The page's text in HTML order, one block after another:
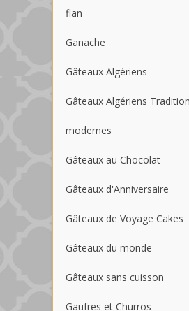
flan
Ganache
Gâteaux Algériens
Gâteaux Algériens
modernes
Gâteaux au Chocolat
Gâteaux d'Anniversaire
Gâteaux de Voyage Cakes
Gâteaux du monde
Gâteaux sans cuisson
Gaufres et Churros